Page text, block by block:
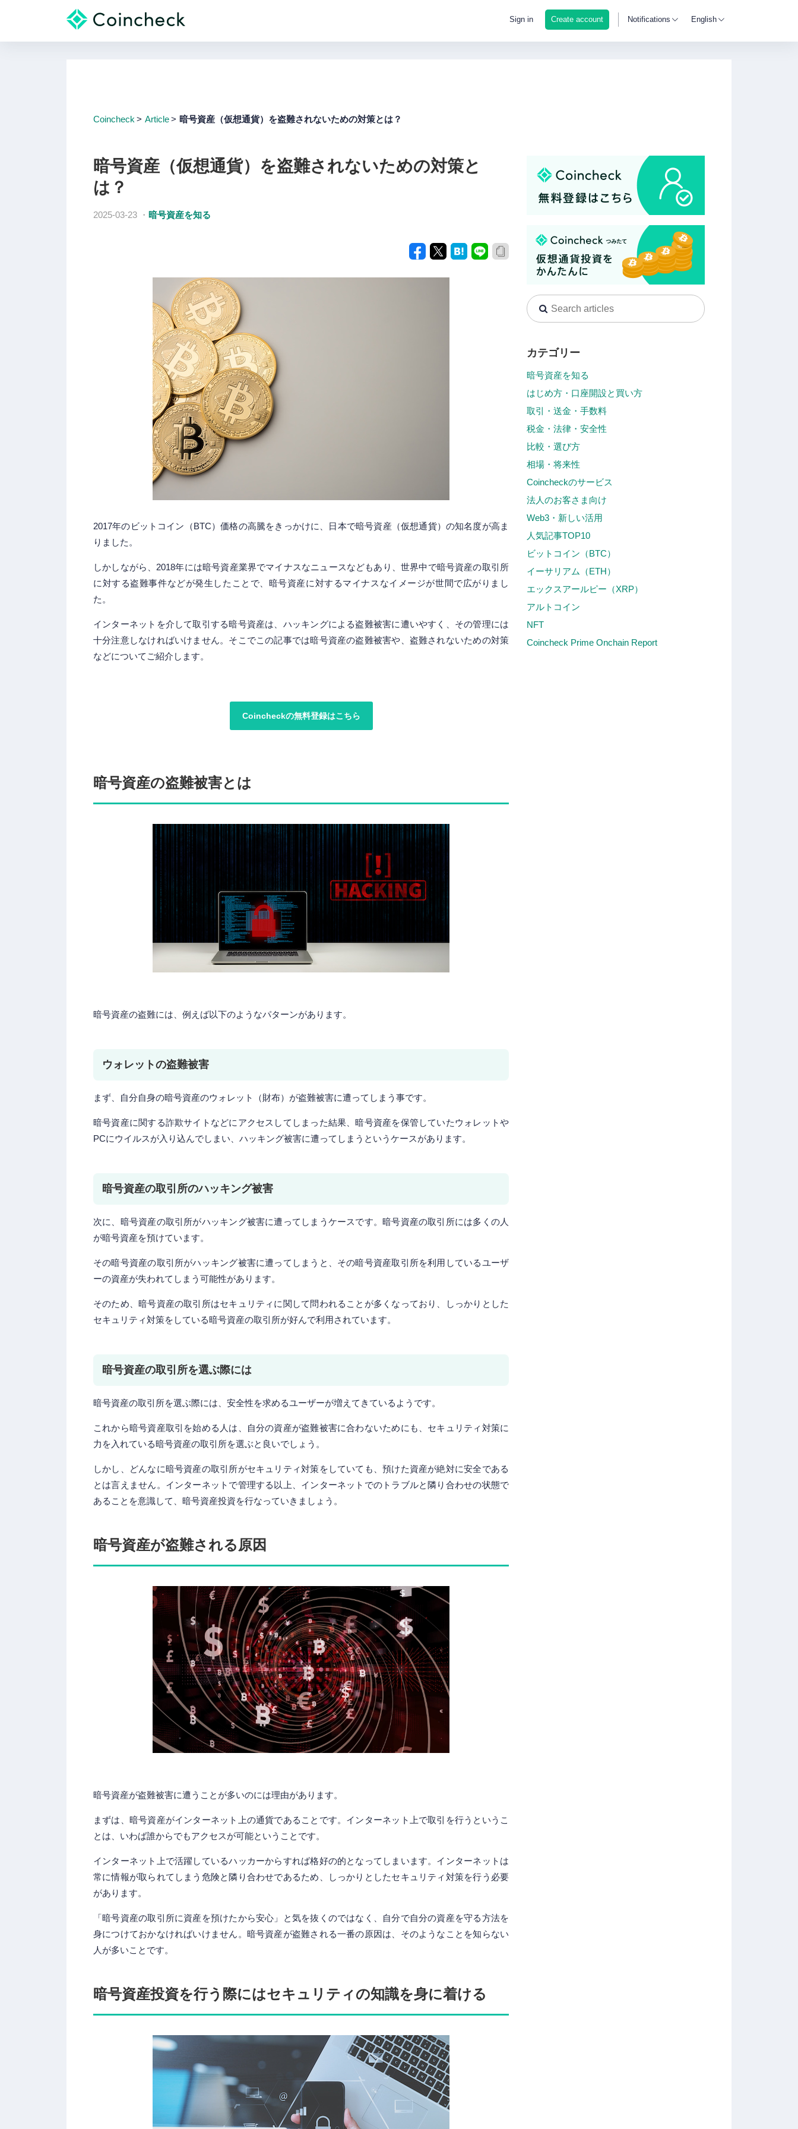
Sign in Create account Notifications English
Coincheck Article 暗号資産（仮想通貨）を盗難されないための対策とは？
暗号資産（仮想通貨）を盗難されないための対策と
は？
2025-03-23 ・ 暗号資産を知る
2017年のビットコイン（BTC）価格の高騰をきっかけに、日本で暗号資産（仮想通貨）の知名度が高ま
りました。
しかしながら、2018年には暗号資産業界でマイナスなニュースなどもあり、世界中で暗号資産の取引所
に対する盗難事件などが発生したことで、暗号資産に対するマイナスなイメージが世間で広がりまし
た。
インターネットを介して取引する暗号資産は、ハッキングによる盗難被害に遭いやすく、その管理には
十分注意しなければいけません。そこでこの記事では暗号資産の盗難被害や、盗難されないための対策
などについてご紹介します。
Coincheckの無料登録はこちら
暗号資産の盗難被害とは
暗号資産の盗難には、例えば以下のようなパターンがあります。
ウォレットの盗難被害
まず、自分自身の暗号資産のウォレット（財布）が盗難被害に遭ってしまう事です。
暗号資産に関する詐欺サイトなどにアクセスしてしまった結果、暗号資産を保管していたウォレットや
PCにウイルスが入り込んでしまい、ハッキング被害に遭ってしまうというケースがあります。
暗号資産の取引所のハッキング被害
次に、暗号資産の取引所がハッキング被害に遭ってしまうケースです。暗号資産の取引所には多くの人
が暗号資産を預けています。
その暗号資産の取引所がハッキング被害に遭ってしまうと、その暗号資産取引所を利用しているユーザ
ーの資産が失われてしまう可能性があります。
そのため、暗号資産の取引所はセキュリティに関して問われることが多くなっており、しっかりとした
セキュリティ対策をしている暗号資産の取引所が好んで利用されています。
暗号資産の取引所を選ぶ際には
暗号資産の取引所を選ぶ際には、安全性を求めるユーザーが増えてきているようです。
これから暗号資産取引を始める人は、自分の資産が盗難被害に合わないためにも、セキュリティ対策に
力を入れている暗号資産の取引所を選ぶと良いでしょう。
しかし、どんなに暗号資産の取引所がセキュリティ対策をしていても、預けた資産が絶対に安全である
とは言えません。インターネットで管理する以上、インターネットでのトラブルと隣り合わせの状態で
あることを意識して、暗号資産投資を行なっていきましょう。
暗号資産が盗難される原因
暗号資産が盗難被害に遭うことが多いのには理由があります。
まずは、暗号資産がインターネット上の通貨であることです。インターネット上で取引を行うというこ
とは、いわば誰からでもアクセスが可能ということです。
インターネット上で活躍しているハッカーからすれば格好の的となってしまいます。インターネットは
常に情報が取られてしまう危険と隣り合わせであるため、しっかりとしたセキュリティ対策を行う必要
があります。
「暗号資産の取引所に資産を預けたから安心」と気を抜くのではなく、自分で自分の資産を守る方法を
身につけておかなければいけません。暗号資産が盗難される一番の原因は、そのようなことを知らない
人が多いことです。
暗号資産投資を行う際にはセキュリティの知識を身に着ける
カテゴリー
暗号資産を知る
はじめ方・口座開設と買い方
取引・送金・手数料
税金・法律・安全性
比較・選び方
相場・将来性
Coincheckのサービス
法人のお客さま向け
Web3・新しい活用
人気記事TOP10
ビットコイン（BTC）
イーサリアム（ETH）
エックスアールピー（XRP）
アルトコイン
NFT
Coincheck Prime Onchain Report